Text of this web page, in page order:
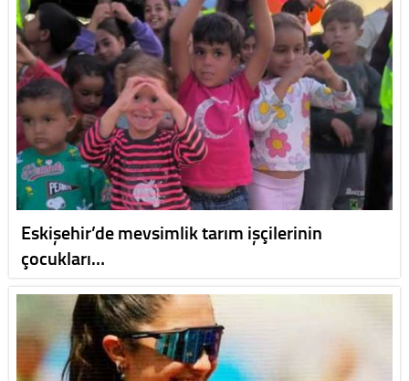
Eskişehir’de mevsimlik tarım işçilerinin
çocukları…